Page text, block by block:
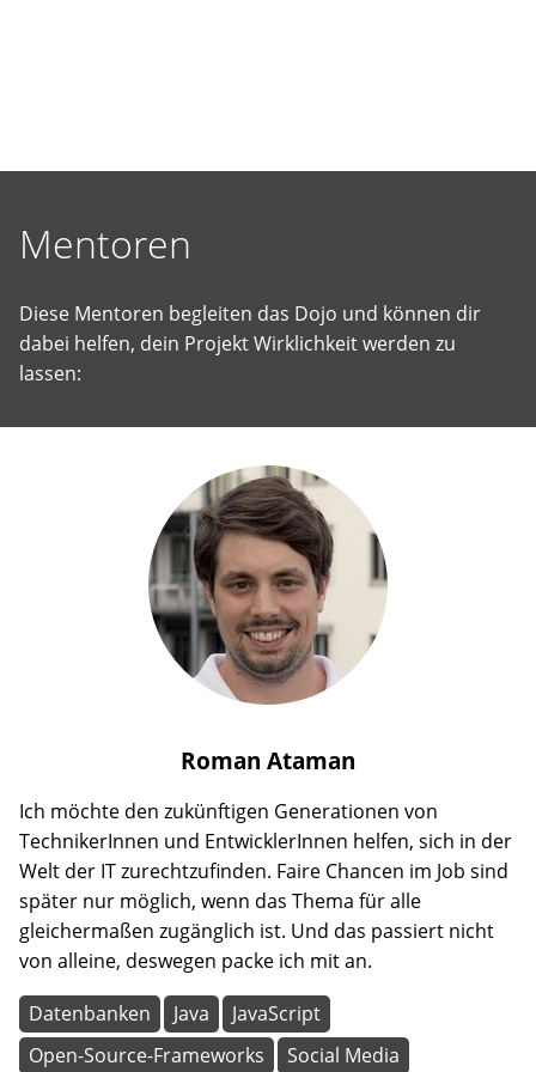
zu
Mentoren
Diese Mentoren begleiten das Dojo und können dir
dabei helfen, dein Projekt Wirklichkeit werden zu
lassen:
Roman Ataman
Ich möchte den zukünftigen Generationen von
TechnikerInnen und EntwicklerInnen helfen, sich in der
Welt der IT zurechtzufinden. Faire Chancen im Job sind
später nur möglich, wenn das Thema für alle
gleichermaßen zugänglich ist. Und das passiert nicht
von alleine, deswegen packe ich mit an.
Datenbanken Java
JavaScript
Open-Source-Frameworks
Social Media